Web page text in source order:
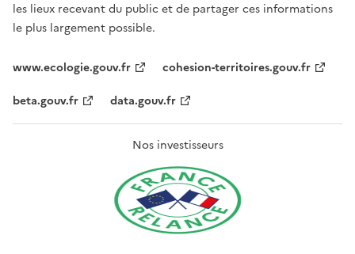
les lieux recevant du public et de partager ces informations
le plus largement possible.
www.ecologie.gouv.fr
cohesion-territoires.gouv.fr
beta.gouv.fr
data.gouv.fr
Nos investisseurs